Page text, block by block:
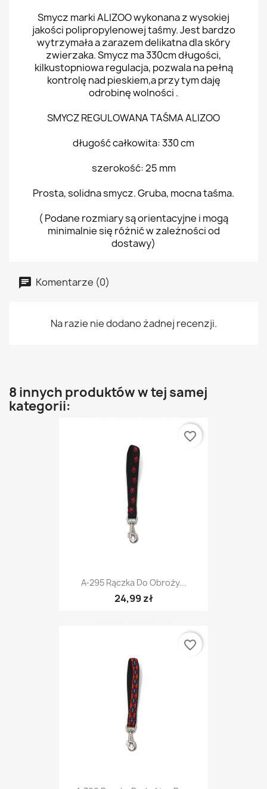
Smycz marki ALIZOO wykonana z wysokiej
jakości polipropylenowej taśmy. Jest bardzo
wytrzymała a zarazem delikatna dla skóry
zwierzaka. Smycz ma 330cm długości,
kilkustopniowa regulacja, pozwala na pełną
kontrolę nad pieskiem,a przy tym daję
odrobinę wolności .
SMYCZ REGULOWANA TAŚMA ALIZOO
długość całkowita: 330 cm
szerokość: 25 mm
Prosta, solidna smycz. Gruba, mocna taśma.
( Podane rozmiary są orientacyjne i mogą
minimalnie się różnić w zależności od
dostawy)
Komentarze (0)
Na razie nie dodano żadnej recenzji.
8 innych produktów w tej samej
kategorii:
A-295 Rączka Do Obroży...
24,99 zł
favorite_border
favorite_border